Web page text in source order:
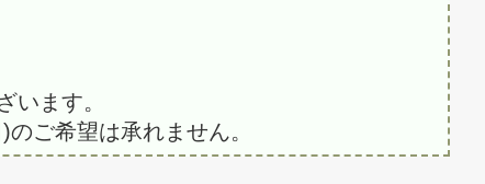
います。
ご希望は承れません。